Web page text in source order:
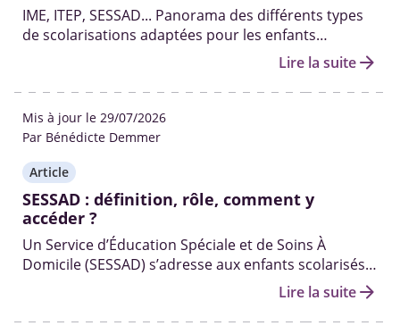
IME, ITEP, SESSAD... Panorama des différents types
de scolarisations adaptées pour les enfants
Lire la suitearrow_forward
Mis à jour le 29/07/2026
Par Bénédicte Demmer
Article
SESSAD : définition, rôle, comment y
accéder ?
Un Service d’Éducation Spéciale et de Soins À
Domicile (SESSAD) s’adresse aux enfants scolarisés à
temps complet ou à temps partiel, qui ont besoin
d’aide pour progresser dans leur autonomie et
suivre les enseignements.
Lire la suitearrow_forward